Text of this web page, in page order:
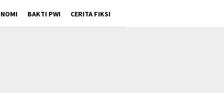
BAKTI PWI CERITA FIKSI